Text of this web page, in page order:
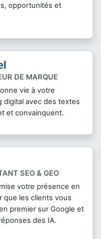
opportunités et
DE MARQUE
vie à votre
digital avec des textes
et convainquent.
SEO & GEO
votre présence en
que les clients vous
premier sur Google et
des IA.